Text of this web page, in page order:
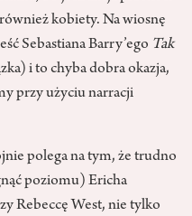
kobiety. Na wiosnę
Sebastiana Barry’ego Tak
i to chyba dobra okazja,
przy użyciu narracji
polega na tym, że trudno
poziomu) Ericha
Rebeccę West, nie tylko